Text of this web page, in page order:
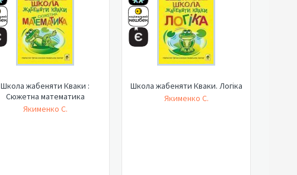
Школа жабеняти Кваки :
Сюжетна математика
Якименко С.
Школа жабеняти Кваки. Логіка
Якименко С.